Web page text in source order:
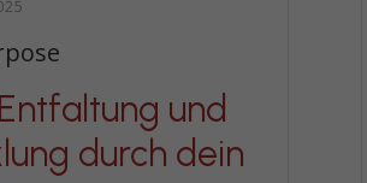
und
durch dein